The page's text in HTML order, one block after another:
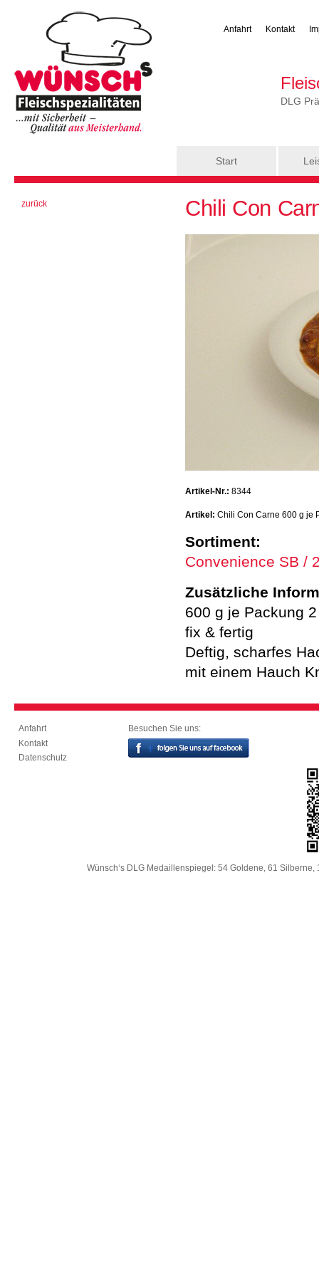
Anfahrt Kontakt
DLG
Start
zurück Chili Con
Artikel-Nr.: 8344
Artikel: Chili Con Carne 600 g je
Sortiment:
Convenience SB /
Zusätzliche
600 g je Packung
fix & fertig
Deftig, scharfes
mit einem Hauch
Anfahrt
Kontakt
Datenschutz
Besuchen Sie uns:
Wünsch‘s DLG Medaillenspiegel: 54 Goldene, 61